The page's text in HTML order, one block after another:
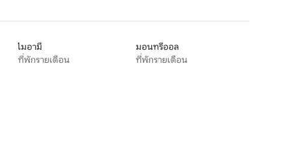
ไมอามี
ที่พักรายเดือน
มอนทรีออล
ที่พักรายเดือน